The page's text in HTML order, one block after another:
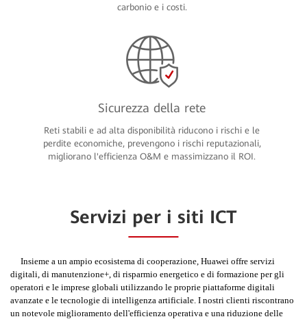
carbonio e i costi.
Sicurezza della rete
Reti stabili e ad alta disponibilità riducono i rischi e le
perdite economiche, prevengono i rischi reputazionali,
migliorano l'efficienza O&M e massimizzano il ROI.
Servizi per i siti ICT
Insieme a un ampio ecosistema di cooperazione, Huawei offre servizi
digitali, di manutenzione+, di risparmio energetico e di formazione per gli
operatori e le imprese globali utilizzando le proprie piattaforme digitali
avanzate e le tecnologie di intelligenza artificiale. I nostri clienti riscontrano
un notevole miglioramento dell'efficienza operativa e una riduzione delle